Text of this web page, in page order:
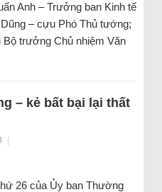
Anh – Trưởng ban Kinh tế
– cựu Phó Thủ tướng;
trưởng Chủ nhiệm Văn
– kẻ bất bại lại thất
|
26 của Ủy ban Thường